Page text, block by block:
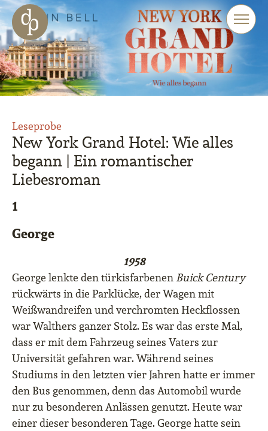
Zum Haupt-Inhalt springen
Zur Navigation springen
Zur Website-Suche springen
Leseprobe
New York Grand Hotel: Wie alles
begann | Ein romantischer
Liebesroman
1
George
1958
George lenkte den türkisfarbenen Buick Century
rückwärts in die Parklücke, der Wagen mit
Weißwandreifen und verchromten Heckflossen
war Walthers ganzer Stolz. Es war das erste Mal,
dass er mit dem Fahrzeug seines Vaters zur
Universität gefahren war. Während seines
Studiums in den letzten vier Jahren hatte er immer
den Bus genommen, denn das Automobil wurde
nur zu besonderen Anlässen genutzt. Heute war
einer dieser besonderen Tage. George hatte sein